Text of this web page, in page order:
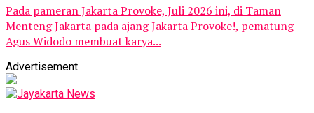
Pada pameran Jakarta Provoke, Juli 2026 ini, di Taman
Menteng Jakarta pada ajang Jakarta Provoke!, pematung
Agus Widodo membuat karya...
Advertisement